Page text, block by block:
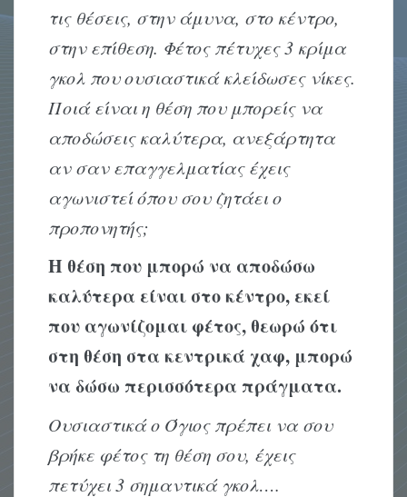
τις θέσεις, στην άμυνα, στο κέντρο,
στην επίθεση. Φέτος πέτυχες 3 κρίμα
γκολ που ουσιαστικά κλείδωσες νίκες.
Ποιά είναι η θέση που μπορείς να
αποδώσεις καλύτερα, ανεξάρτητα
αν σαν επαγγελματίας έχεις
αγωνιστεί όπου σου ζητάει ο
προπονητής;
Η θέση που μπορώ να αποδώσω
καλύτερα είναι στο κέντρο, εκεί
που αγωνίζομαι φέτος, θεωρώ ότι
στη θέση στα κεντρικά χαφ, μπορώ
να δώσω περισσότερα πράγματα.
Ουσιαστικά ο Όγιος πρέπει να σου
βρήκε φέτος τη θέση σου, έχεις
πετύχει 3 σημαντικά γκολ….